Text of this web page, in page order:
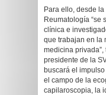
Para ello, desde
Reumatología “se
clínica e
que trabajan en la
medicina
presidente de la
buscará el
el campo de la
capilaroscopia, la